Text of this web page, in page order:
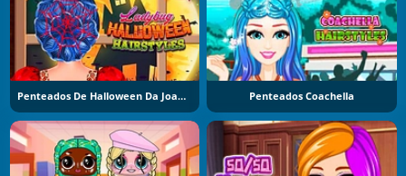
Penteados De Halloween Da Joaninha Penteados Coachella